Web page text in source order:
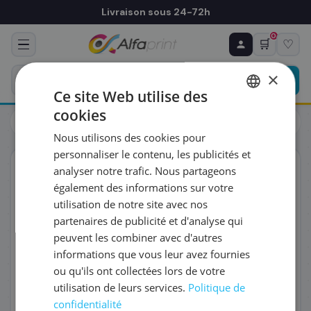
Livraison sous 24-72h
🛒
0
♡
Toners
HP
ORIGINAL
♻ COMMANDE RÉCURRENTE
Prévoyez & économisez
Programmez votre prochain achat — notre équipe
vous prépare un devis personnalisé
RÉFÉRENCE DU PRODUIT
FRÉQUENCE
QUANTITÉ PAR LIVRAISON
DATE DE PREMIÈRE LIVRAISON SOUHAITÉE
×
Ce site Web utilise des
cookies
Nous utilisons des cookies pour
personnaliser le contenu, les publicités et
analyser notre trafic. Nous partageons
également des informations sur votre
utilisation de notre site avec nos
partenaires de publicité et d'analyse qui
peuvent les combiner avec d'autres
informations que vous leur avez fournies
ou qu'ils ont collectées lors de votre
utilisation de leurs services. Politique de
confidentialité